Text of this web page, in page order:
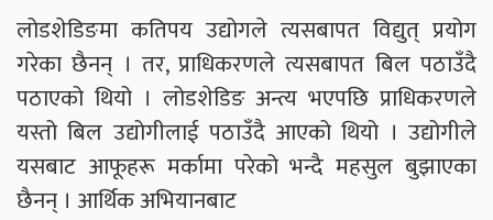
लोडशेडिङमा कतिपय उद्योगले त्यसबापत विद्युत् प्रयोग
गरेका छैनन् । तर, प्राधिकरणले त्यसबापत बिल पठाउँदै
पठाएको थियो । लोडशेडिङ अन्त्य भएपछि प्राधिकरणले
यस्तो बिल उद्योगीलाई पठाउँदै आएको थियो । उद्योगीले
यसबाट आफूहरू मर्कामा परेको भन्दै महसुल बुझाएका
छैनन् । आर्थिक अभियानबाट